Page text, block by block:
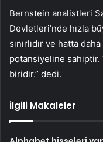
Bernstein analistleri
Devletleri’nde hızla
sınırlıdır ve hatta
potansiyeline
biridir.” dedi.
İlgili Makaleler